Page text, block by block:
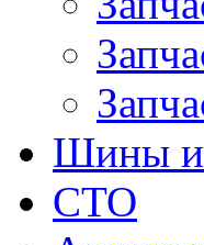
Шины и
СТО